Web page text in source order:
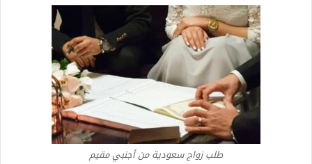
طلب زواج سعودية من أجنبي مقيم